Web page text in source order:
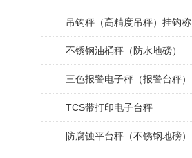
吊钩秤（高精度吊秤）挂钩称
不锈钢油桶秤（防水地磅）
三色报警电子秤（报警台秤）
TCS带打印电子台秤
防腐蚀平台秤（不锈钢地磅）